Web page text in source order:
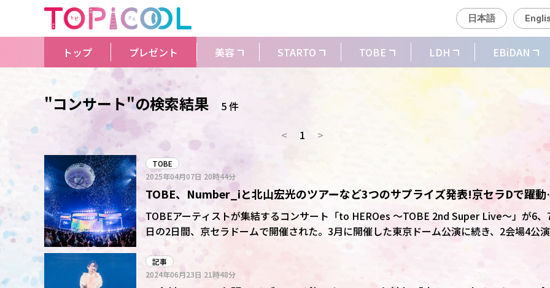
日本語
トップ プレゼント 美容 STARTO TOBE LDH EBiDAN
"コンサート"の検索結果
5 件
<
1 >
TOBE
2025年04月07日 20時44分
TOBE、Number_iと北山宏光のツアーなど3つのサプライズ発表!京セラDで躍動
東京Dと合わせて計4日間20万人動員
TOBEアーティストが集結するコンサート「to HEROes ～TOBE 2nd Super Live～」が6、
日の2日間、京セラドームで開催された。3月に開催した東京ドーム公演に続き、2会場4公
計約20万人を動員。公演では「HIROMITSU KITAYAMA LIVE 2025」の開催決定、北山宏光
セカンドアルバム「波紋-HAMON-」が6月16日に発売が決定したこと、そして「Number_i
LIVE TOUR 2025」の開催決定がファンに告知され大きな盛り上がりを見せた。
記事
2024年06月23日 21時48分